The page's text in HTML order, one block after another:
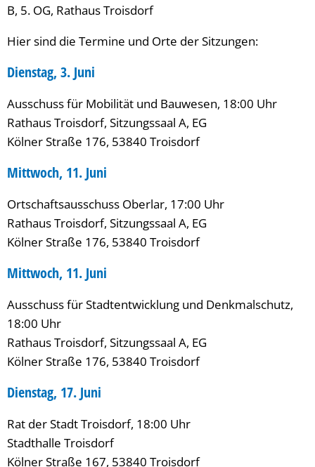
B, 5. OG, Rathaus Troisdorf
Hier sind die Termine und Orte der Sitzungen:
Dienstag, 3. Juni
Ausschuss für Mobilität und Bauwesen, 18:00 Uhr
Rathaus Troisdorf, Sitzungssaal A, EG
Kölner Straße 176, 53840 Troisdorf
Mittwoch, 11. Juni
Ortschaftsausschuss Oberlar, 17:00 Uhr
Rathaus Troisdorf, Sitzungssaal A, EG
Kölner Straße 176, 53840 Troisdorf
Mittwoch, 11. Juni
Ausschuss für Stadtentwicklung und Denkmalschutz,
18:00 Uhr
Rathaus Troisdorf, Sitzungssaal A, EG
Kölner Straße 176, 53840 Troisdorf
Dienstag, 17. Juni
Rat der Stadt Troisdorf, 18:00 Uhr
Stadthalle Troisdorf
Kölner Straße 167, 53840 Troisdorf